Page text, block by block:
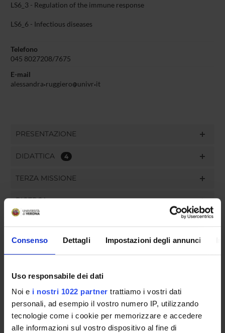
Consenso Dettagli Impostazioni degli annunci
Uso responsabile dei dati
Noi e i nostri 1022 partner trattiamo i vostri dati
personali, ad esempio il vostro numero IP, utilizzando
tecnologie come i cookie per memorizzare e accedere
alle informazioni sul vostro dispositivo al fine di
LS6_3 - Regulation of the immune response
LS6_6 - Infectious diseases
Telefono
045 8027208/7675
E-mail
alessandra ruggiero univr it
PRESENTAZIONE
DIDATTICA 4
TERZA MISSIONE
RICERCA
PUBBLICAZIONI
ORGANIZZAZIONE